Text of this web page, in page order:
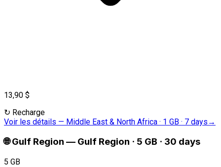
13,90 $
↻ Recharge
Voir les détails — Middle East & North Africa · 1 GB · 7 days →
🌐 Gulf Region — Gulf Region · 5 GB · 30 days
5 GB